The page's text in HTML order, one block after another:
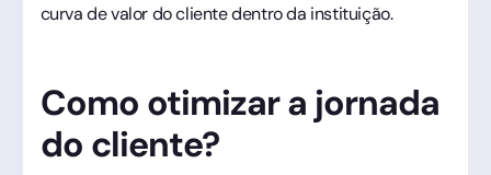
curva de valor do cliente dentro da instituição.
Como otimizar a jornada
do cliente?